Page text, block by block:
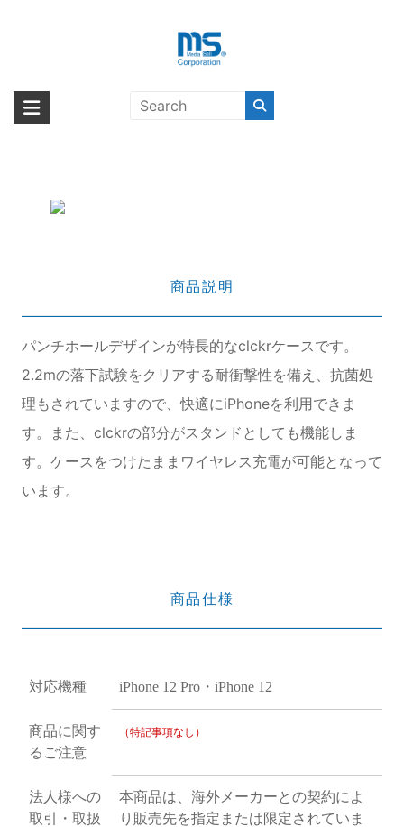
海外輸入ブランド商品｜株式会社
海外事業部が取り揃えている海外輸入商品には、日本では珍しい「海外ブ
ランド」をはじめ「ユニークな商品」「機能的な商品」「コストパフォー
iPhone 12 / iPhone 12 Pro Navy
商品説明
パンチホールデザインが特長的なclckrケースです。
2.2mの落下試験をクリアする耐衝撃性を備え、抗菌処
理もされていますので、快適にiPhoneを利用できま
す。また、clckrの部分がスタンドとしても機能しま
す。ケースをつけたままワイヤレス充電が可能となって
います。
商品仕様
対応機種 iPhone 12 Pro・iPhone 12
商品に関す
るご注意
（特記事項なし）
法人様への
取引・取扱
本商品は、海外メーカーとの契約によ
り販売先を指定または限定されていま